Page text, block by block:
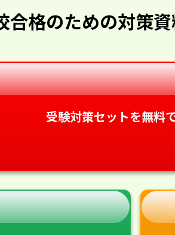
合格のための対策
受験対策セットを無料